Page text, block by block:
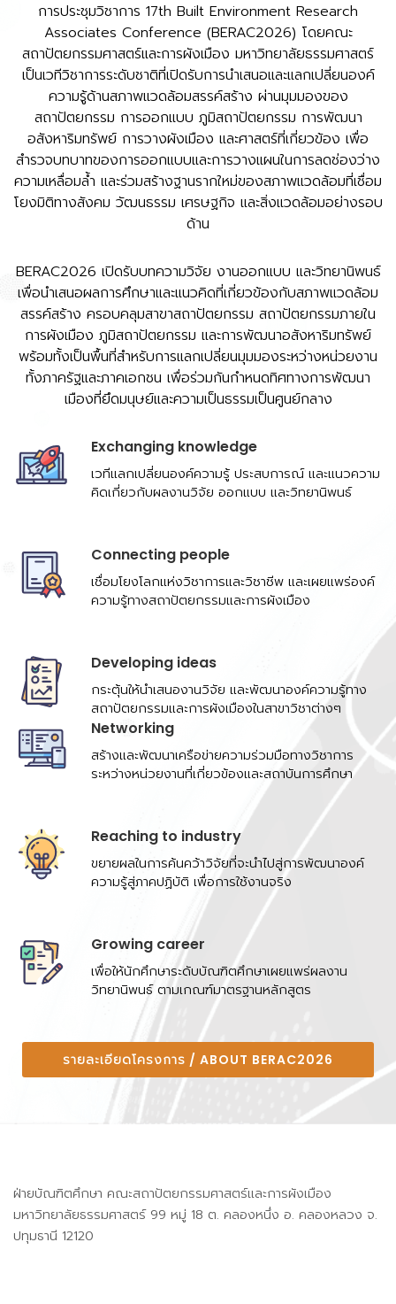
การประชุมวิชาการ 17th Built Environment Research
Associates Conference (BERAC2026) โดยคณะ
สถาปัตยกรรมศาสตร์และการผังเมือง มหาวิทยาลัยธรรมศาสตร์
เป็นเวทีวิชาการระดับชาติที่เปิดรับการนำเสนอและแลกเปลี่ยนองค์
ความรู้ด้านสภาพแวดล้อมสรรค์สร้าง ผ่านมุมมองของ
สถาปัตยกรรม การออกแบบ ภูมิสถาปัตยกรรม การพัฒนา
อสังหาริมทรัพย์ การวางผังเมือง และศาสตร์ที่เกี่ยวข้อง เพื่อ
สำรวจบทบาทของการออกแบบและการวางแผนในการลดช่องว่าง
ความเหลื่อมล้ำ และร่วมสร้างฐานรากใหม่ของสภาพแวดล้อมที่เชื่อม
โยงมิติทางสังคม วัฒนธรรม เศรษฐกิจ และสิ่งแวดล้อมอย่างรอบ
ด้าน
BERAC2026 เปิดรับบทความวิจัย งานออกแบบ และวิทยานิพนธ์
เพื่อนำเสนอผลการศึกษาและแนวคิดที่เกี่ยวข้องกับสภาพแวดล้อม
สรรค์สร้าง ครอบคลุมสาขาสถาปัตยกรรม สถาปัตยกรรมภายใน
การผังเมือง ภูมิสถาปัตยกรรม และการพัฒนาอสังหาริมทรัพย์
พร้อมทั้งเป็นพื้นที่สำหรับการแลกเปลี่ยนมุมมองระหว่างหน่วยงาน
ทั้งภาครัฐและภาคเอกชน เพื่อร่วมกันกำหนดทิศทางการพัฒนา
เมืองที่ยึดมนุษย์และความเป็นธรรมเป็นศูนย์กลาง
​Exchanging knowledge
เวทีแลกเปลี่ยนองค์ความรู้ ประสบการณ์ และแนวความ
คิดเกี่ยวกับผลงานวิจัย ออกแบบ และวิทยานิพนธ์
Connecting people
เชื่อมโยงโลกแห่งวิชาการและวิชาชีพ และเผยแพร่องค์
ความรู้ทางสถาปัตยกรรมและการผังเมือง
Developing ideas
กระตุ้นให้นำเสนองานวิจัย และพัฒนาองค์ความรู้ทาง
สถาปัตยกรรมและการผังเมืองในสาขาวิชาต่างๆ
Networking
สร้างและพัฒนาเครือข่ายความร่วมมือทางวิชาการ
ระหว่างหน่วยงานที่เกี่ยวข้องและสถาบันการศึกษา
Reaching to industry
ขยายผลในการค้นคว้าวิจัยที่จะนำไปสู่การพัฒนาองค์
ความรู้สู่ภาคปฏิบัติ เพื่อการใช้งานจริง
Growing career
เพื่อให้นักศึกษาระดับบัณฑิตศึกษาเผยแพร่ผลงาน
วิทยานิพนธ์ ตามเกณฑ์มาตรฐานหลักสูตร
รายละเอียดโครงการ / ABOUT BERAC2026
ฝ่ายบัณฑิตศึกษา คณะสถาปัตยกรรมศาสตร์และการผังเมือง
มหาวิทยาลัยธรรมศาสตร์ 99 หมู่ 18 ต. คลองหนึ่ง อ. คลองหลวง จ.
ปทุมธานี 12120